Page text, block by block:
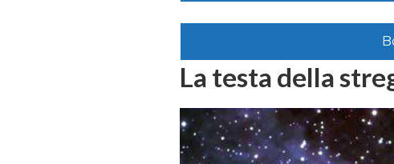
La testa della